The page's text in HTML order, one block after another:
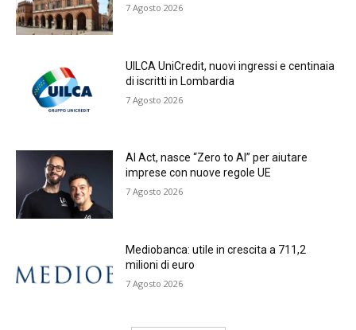
7 Agosto 2026
UILCA UniCredit, nuovi ingressi e centinaia
di iscritti in Lombardia
7 Agosto 2026
AI Act, nasce “Zero to AI” per aiutare
imprese con nuove regole UE
7 Agosto 2026
Mediobanca: utile in crescita a 711,2
milioni di euro
7 Agosto 2026